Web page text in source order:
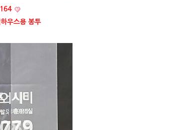
우스용 봉투